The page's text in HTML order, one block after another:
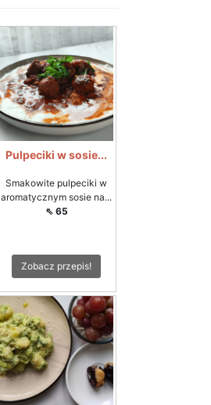
Pulpeciki w sosie...
Smakowite pulpeciki w
aromatycznym sosie na...
⇖ 65
Zobacz przepis!